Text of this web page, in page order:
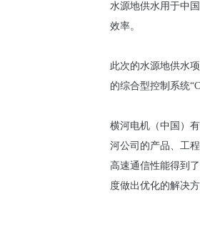
水源地供水用于中
效率。
此次的水源地供水
的综合型控制系统
横河电机（中国）
河公司的产品、工
高速通信性能得到
度做出优化的解决